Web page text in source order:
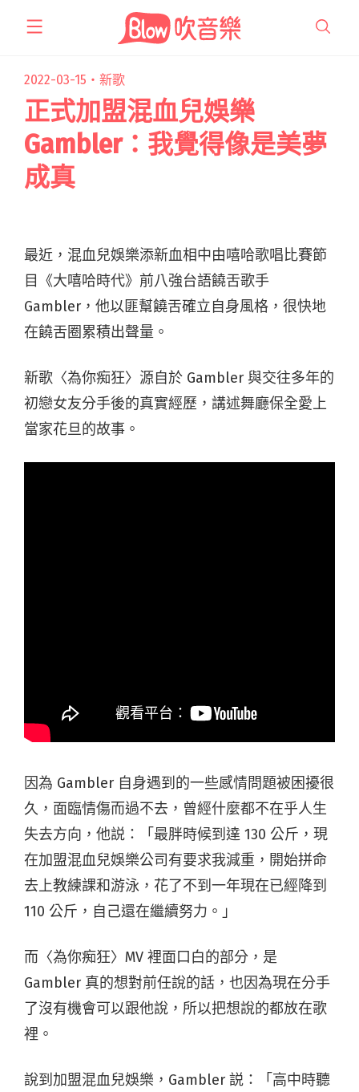
2022-03-15・ 新歌
正式加盟混血兒娛樂
Gambler：我覺得像是美夢
成真
最近，混血兒娛樂添新血相中由嘻哈歌唱比賽節
目《大嘻哈時代》前八強台語饒舌歌手
Gambler，他以匪幫饒舌確立自身風格，很快地
在饒舌圈累積出聲量。
新歌〈為你痴狂〉源自於 Gambler 與交往多年的
初戀女友分手後的真實經歷，講述舞廳保全愛上
當家花旦的故事。
因為 Gambler 自身遇到的一些感情問題被困擾很
久，面臨情傷而過不去，曾經什麼都不在乎人生
失去方向，他説：「最胖時候到達 130 公斤，現
在加盟混血兒娛樂公司有要求我減重，開始拼命
去上教練課和游泳，花了不到一年現在已經降到
110 公斤，自己還在繼續努力。」
而〈為你痴狂〉MV 裡面口白的部分，是
Gambler 真的想對前任說的話，也因為現在分手
了沒有機會可以跟他說，所以把想說的都放在歌
裡。
說到加盟混血兒娛樂，Gambler 説：「高中時聽